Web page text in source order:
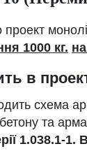
1000 кг.
в
схема
бетону та
1.038.1-1.